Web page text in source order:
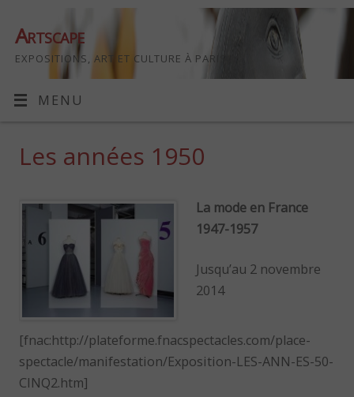
Artscape
EXPOSITIONS, ART ET CULTURE À PARIS
MENU
Les années 1950
La mode en France
1947-1957
Jusqu’au 2 novembre
2014
[fnac:http://plateforme.fnacspectacles.com/place-
spectacle/manifestation/Exposition-LES-ANN-ES-50-
CINQ2.htm]